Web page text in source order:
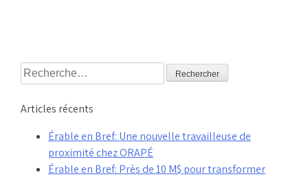
Rechercher :
Articles récents
Érable en Bref: Une nouvelle travailleuse de
proximité chez ORAPÉ
Érable en Bref: Près de 10 M$ pour transformer